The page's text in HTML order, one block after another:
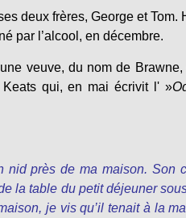
deux frères, George et Tom.
par l’alcool, en décembre.
veuve, du nom de
qui, en mai écrivit l' »
près de ma maison. Son
la table du petit déjeuner
je vis qu’il tenait à la